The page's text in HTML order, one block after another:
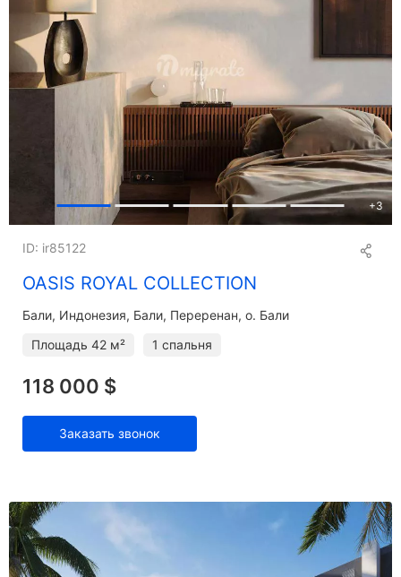
+3
OASIS ROYAL COLLECTION
ID: ir85122
Бали Индонезия, Бали, Переренан, о. Бали
Площадь 42 м² 1 спальня
118 000 $
Заказать звонок